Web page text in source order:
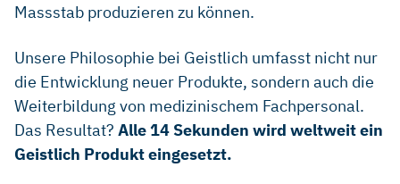
Massstab produzieren zu können.
Unsere Philosophie bei Geistlich umfasst nicht nur
die Entwicklung neuer Produkte, sondern auch die
Weiterbildung von medizinischem Fachpersonal.
Das Resultat? Alle 14 Sekunden wird weltweit ein
Geistlich Produkt eingesetzt.